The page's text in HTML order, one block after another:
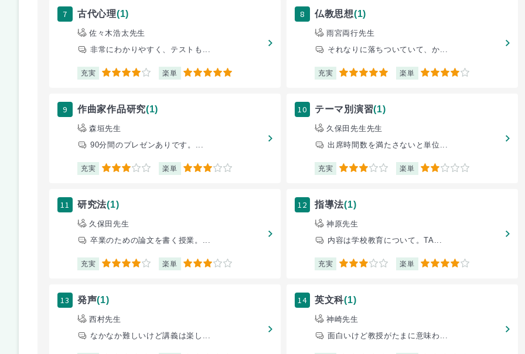
7 古代心理(1)
佐々木浩太先生
非常にわかりやすく、テストも...
充実 4 楽単 5
8 仏教思想(1)
雨宮両行先生
それなりに落ちついていて、か...
充実 5 楽単 4
9 作曲家作品研究(1)
森垣先生
90分間のプレゼンありです。...
充実 3 楽単 3
10 テーマ別演習(1)
久保田先生先生
出席時間数を満たさないと単位...
充実 3 楽単 2
11 研究法(1)
久保田先生
卒業のための論文を書く授業。...
充実 4 楽単 3
12 指導法(1)
神原先生
内容は学校教育について。TA...
充実 3 楽単 4
13 発声(1)
西村先生
なかなか難しいけど講義は楽し...
14 英文科(1)
神崎先生
面白いけど教授がたまに意味わ...